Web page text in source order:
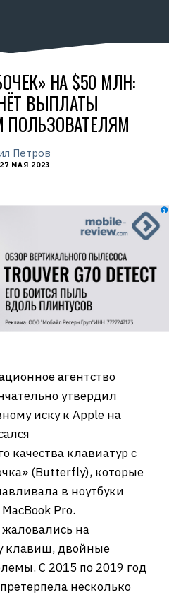
НА $50 МЛН:
ВЫПЛАТЫ
Петров
МАЯ 2023
агентство
утвердил
иску к Apple на
качества клавиатур с
(Butterfly), которые
в ноутбуки
Pro.
на
клавиш, двойные
С 2015 по 2019 год
несколько